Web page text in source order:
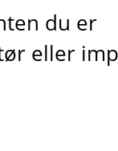
du er
eller